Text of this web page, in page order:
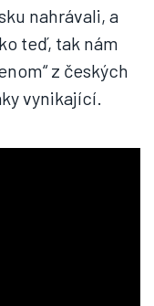
nahrávali, a
teď, tak nám
z českých
vynikající.